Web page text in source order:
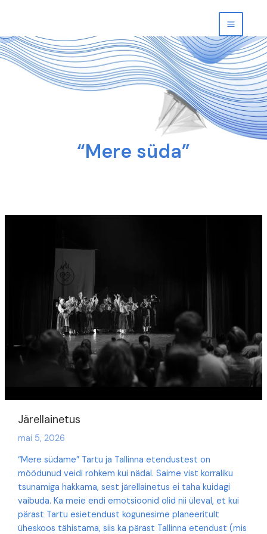
content
“Mere süda”
Järellainetus
mai 5, 2026
“Mere südame” Tartu ja Tallinna etendustest on
möödunud veidi rohkem kui nädal. Saime vist korraliku
tsunamiga hakkama, sest järellainetus ei taha kuidagi
vaibuda. Ka meie endi emotsioonid olid nii üleval, et kui
pärast Tartu esietendust kogunesime planeeritult
üheskoos tähistama, siis ka pärast Tallinna etendust (mis